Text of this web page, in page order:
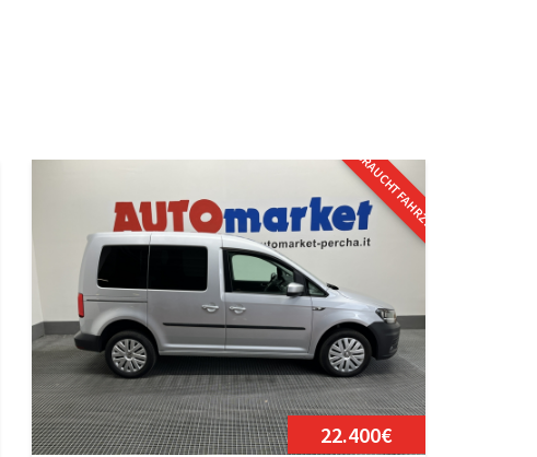
GEBRAUCHTFAHRZEUG
22.400€